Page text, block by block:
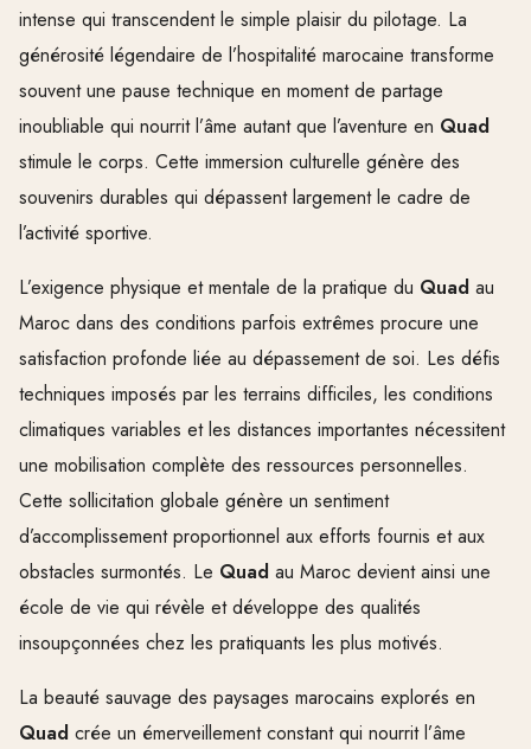
intense qui transcendent le simple plaisir du pilotage. La
générosité légendaire de l’hospitalité marocaine transforme
souvent une pause technique en moment de partage
inoubliable qui nourrit l’âme autant que l’aventure en Quad
stimule le corps. Cette immersion culturelle génère des
souvenirs durables qui dépassent largement le cadre de
l’activité sportive.
L’exigence physique et mentale de la pratique du Quad au
Maroc dans des conditions parfois extrêmes procure une
satisfaction profonde liée au dépassement de soi. Les défis
techniques imposés par les terrains difficiles, les conditions
climatiques variables et les distances importantes nécessitent
une mobilisation complète des ressources personnelles.
Cette sollicitation globale génère un sentiment
d’accomplissement proportionnel aux efforts fournis et aux
obstacles surmontés. Le Quad au Maroc devient ainsi une
école de vie qui révèle et développe des qualités
insoupçonnées chez les pratiquants les plus motivés.
La beauté sauvage des paysages marocains explorés en
Quad crée un émerveillement constant qui nourrit l’âme